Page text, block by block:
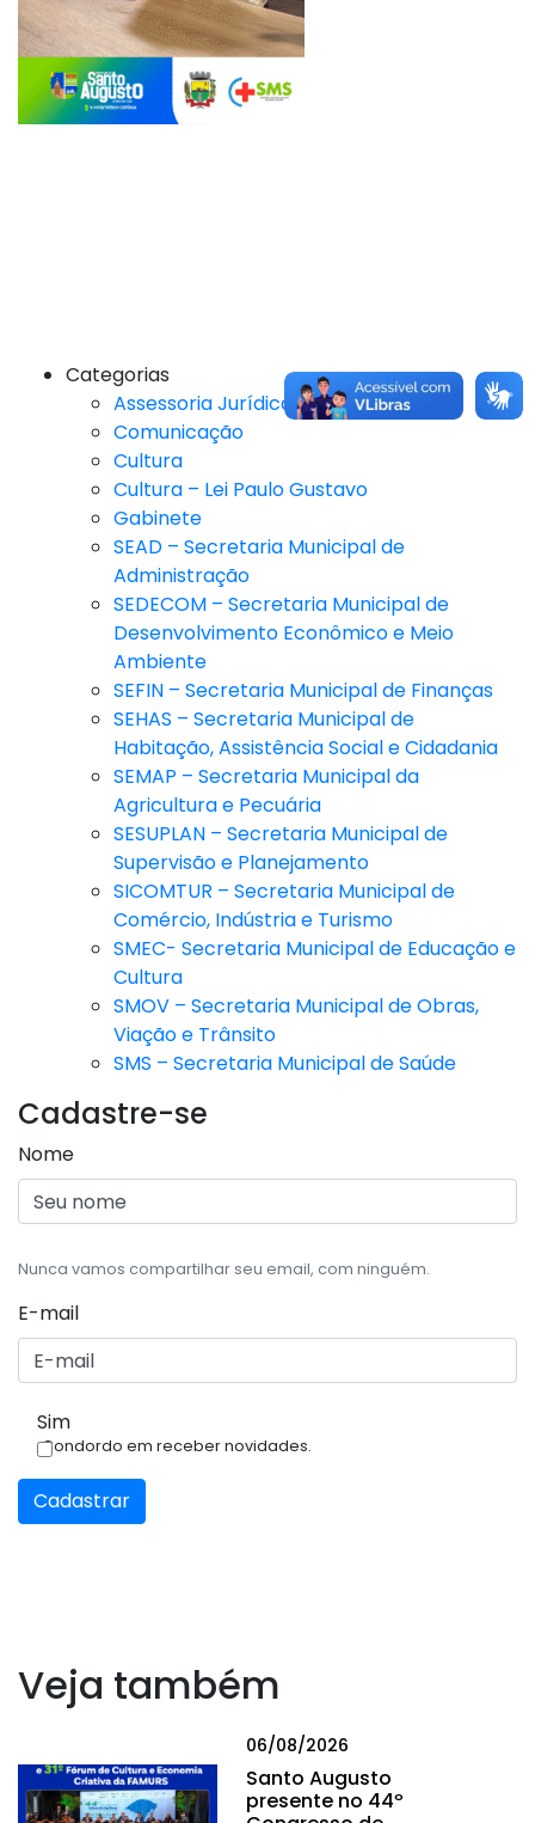
Categorias
Assessoria Jurídica
Comunicação
Cultura
Cultura – Lei Paulo Gustavo
Gabinete
SEAD – Secretaria Municipal de
Administração
SEDECOM – Secretaria Municipal de
Desenvolvimento Econômico e Meio
Ambiente
SEFIN – Secretaria Municipal de Finanças
SEHAS – Secretaria Municipal de
Habitação, Assistência Social e Cidadania
SEMAP – Secretaria Municipal da
Agricultura e Pecuária
SESUPLAN – Secretaria Municipal de
Supervisão e Planejamento
SICOMTUR – Secretaria Municipal de
Comércio, Indústria e Turismo
SMEC- Secretaria Municipal de Educação e
Cultura
SMOV – Secretaria Municipal de Obras,
Viação e Trânsito
SMS – Secretaria Municipal de Saúde
Cadastre-se
Nome
Nunca vamos compartilhar seu email, com ninguém.
E-mail
Sim
Condordo em receber novidades.
Cadastrar
Veja também
06/08/2026
Santo Augusto
presente no 44º